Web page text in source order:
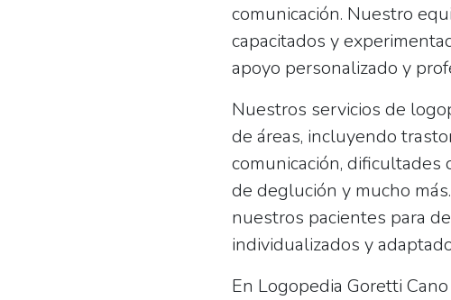
comunicación. Nuestro
capacitados y
apoyo personalizado y
Nuestros servicios de
de áreas, incluyendo
comunicación, dificultades
de deglución y mucho
nuestros pacientes para
individualizados y
En Logopedia Goretti